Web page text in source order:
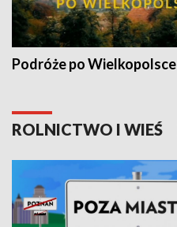
Podróże po Wielkopolsce
ROLNICTWO I WIEŚ